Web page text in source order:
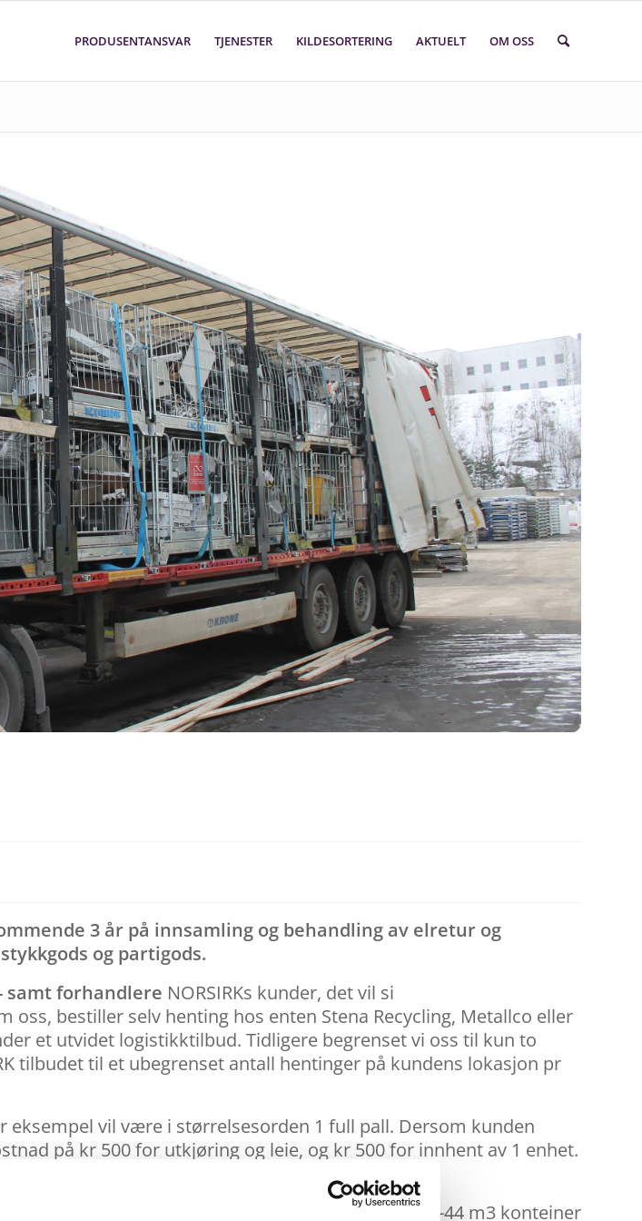
PRODUSENTANSVAR TJENESTER KILDESORTERING AKTUELT OM OSS
3 år på innsamling og behandling av elretur og
og partigods.
samt forhandlere NORSIRKs kunder, det vil si
bestiller selv henting hos enten Stena Recycling, Metallco eller
et utvidet logistikktilbud. Tidligere begrenset vi oss til kun to
tilbudet til et ubegrenset antall hentinger på kundens lokasjon pr
vil være i størrelsesorden 1 full pall. Dersom kunden
på kr 500 for utkjøring og leie, og kr 500 for innhent av 1 enhet.
for innhent per enhet.
mye avfall og trenger større oppsamlingsutstyr (38-44 m3 konteiner